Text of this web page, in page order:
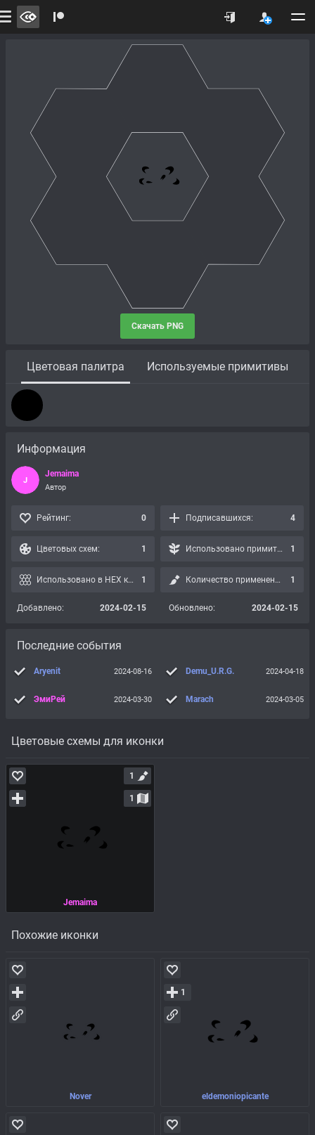
Скачать PNG
Цветовая палитра Используемые примитивы
Цветовые схемы для иконки
Jemaima
1
1
Похожие иконки
Nover eldemoniopicante
1
Информация
J
Jemaima
Автор
Рейтинг: 0 Подписавшихся: 4
Цветовых схем: 1 Использовано примитивов: 1
Использовано в HEX картах: 1 Количество применений: 1
Добавлено: 2024-02-15 Обновлено: 2024-02-15
Последние события
Aryenit 2024-08-16 Demu_U.R.G. 2024-04-18
ЭмиРей 2024-03-30 Marach 2024-03-05